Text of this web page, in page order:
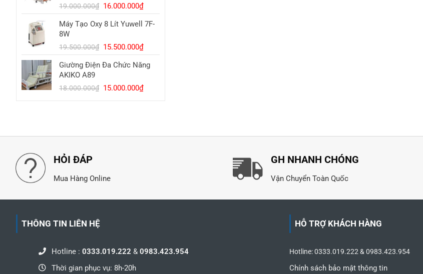
19.000.000₫ Giá
gốc
là:
16.000.000₫Giá
hiện
tại
16.000.000₫.
Máy Tạo Oxy 8 Lít Yuwell 7F-
8W
19.500.000₫ Giá
gốc
là:
15.500.000₫Giá
hiện
tại
15.500.000₫.
Giường Điện Đa Chức Năng
AKIKO A89
18.000.000₫ Giá
15.000.000₫Giá
HỎI ĐÁP
Mua Hàng Online
GH NHANH CHÓNG
Vận Chuyển Toàn Quốc
THÔNG TIN LIÊN HỆ
Hotline : 0333.019.222 & 0983.423.954
Thời gian phục vụ: 8h-20h
HỖ TRỢ KHÁCH HÀNG
Hotline: 0333.019.222 & 0983.423.954
Chính sách bảo mật thông tin